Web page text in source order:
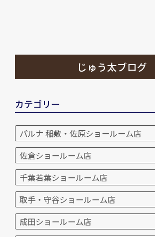
じゅう太ブログ
カテゴリー
パルナ 稲敷・佐原ショールーム店
佐倉ショールーム店
千葉若葉ショールーム店
取手・守谷ショールーム店
成田ショールーム店